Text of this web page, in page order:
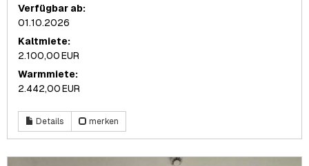
Verfügbar ab:
01.10.2026
Kaltmiete:
2.100,00 EUR
Warmmiete:
2.442,00 EUR
Details merken